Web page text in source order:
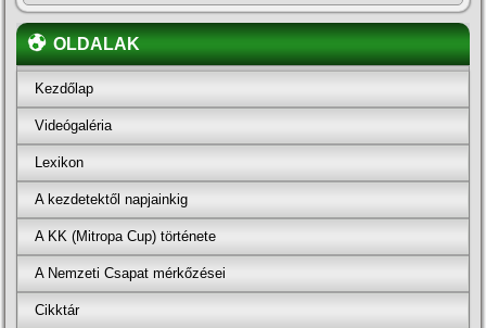
OLDALAK
Kezdőlap
Videógaléria
Lexikon
A kezdetektől napjainkig
A KK (Mitropa Cup) története
A Nemzeti Csapat mérkőzései
Cikktár